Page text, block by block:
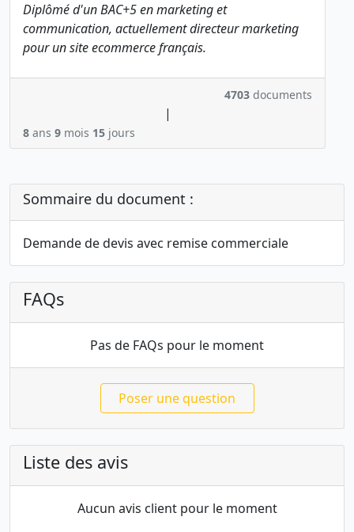
Diplômé d'un BAC+5 en marketing et
communication, actuellement directeur marketing
pour un site ecommerce français.
4703 documents
|
8 ans 9 mois 15 jours
Sommaire du document :
Demande de devis avec remise commerciale
FAQs
Pas de FAQs pour le moment
Poser une question
Liste des avis
Aucun avis client pour le moment